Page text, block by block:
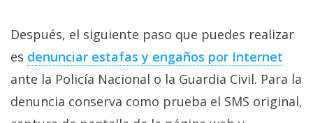
Después, el siguiente paso que puedes realizar
es denunciar estafas y engaños por Internet‎
ante la Policía Nacional o la Guardia Civil. Para la
denuncia conserva como prueba el SMS original,